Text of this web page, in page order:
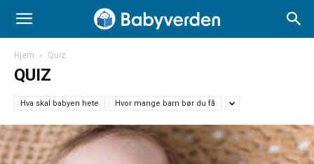
Hjem Quiz
QUIZ
Hva skal babyen hete Hvor mange barn bør du få